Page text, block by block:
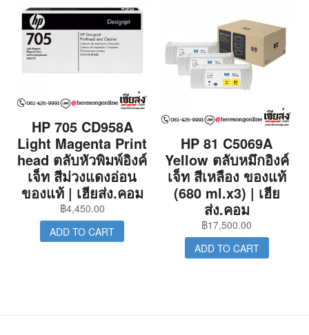
HP 705 CD958A
Light Magenta Print
head ตลับหัวพิมพ์อิงค์
เจ็ท สีม่วงแดงอ่อน
ของแท้ | เฮียส่ง.คอม
฿4,450.00
ADD TO CART
HP 81 C5069A
Yellow ตลับหมึกอิงค์
เจ็ท สีเหลือง ของแท้
(680 ml.x3) | เฮีย
ส่ง.คอม
฿17,500.00
ADD TO CART